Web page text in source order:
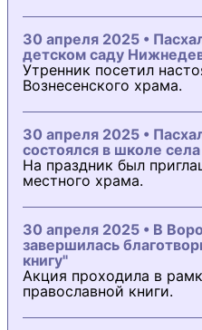
30 апреля 2025 •
детском саду
Утренник посетил
Вознесенского храма.
30 апреля 2025 •
состоялся в школе
На праздник был
местного храма.
30 апреля 2025 • В
завершилась
книгу"
Акция проходила в
православной книги.